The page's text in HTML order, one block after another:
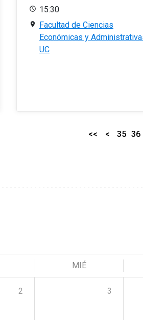
15:30
Facultad de Ciencias
Económicas y
UC
<< < 35 36
MIÉ
2 3